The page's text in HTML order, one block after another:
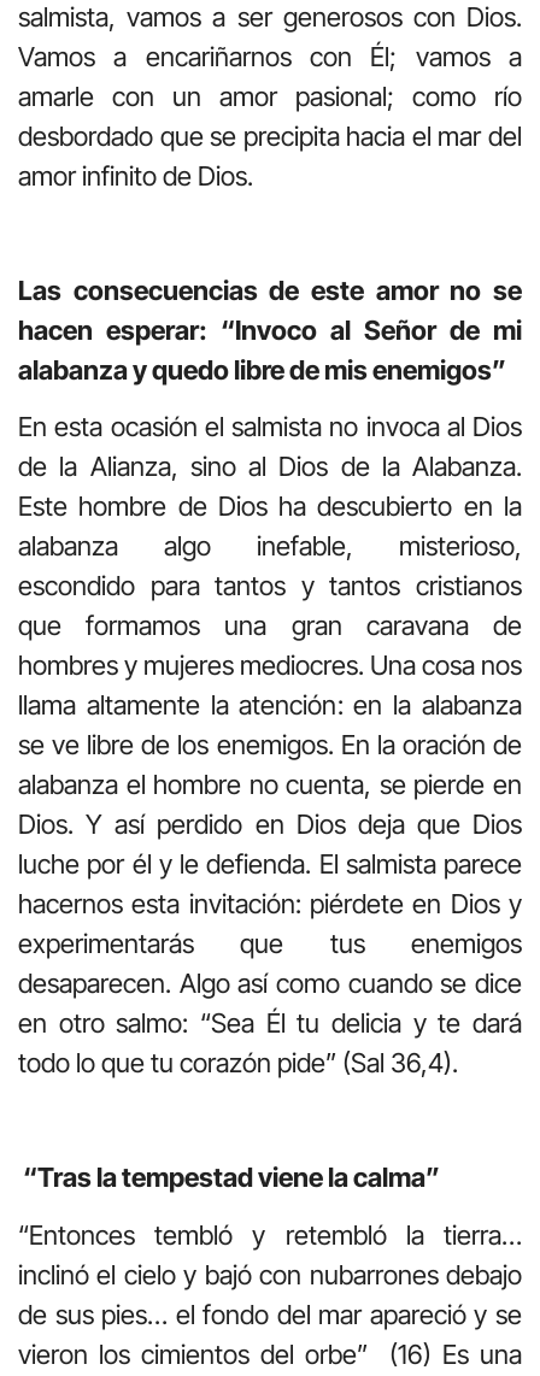
salmista, vamos a ser generosos con Dios.
Vamos a encariñarnos con Él; vamos a
amarle con un amor pasional; como río
desbordado que se precipita hacia el mar del
amor infinito de Dios.
Las consecuencias de este amor no se
hacen esperar: “Invoco al Señor de mi
alabanza y quedo libre de mis enemigos”
En esta ocasión el salmista no invoca al Dios
de la Alianza, sino al Dios de la Alabanza.
Este hombre de Dios ha descubierto en la
alabanza algo inefable, misterioso,
escondido para tantos y tantos cristianos
que formamos una gran caravana de
hombres y mujeres mediocres. Una cosa nos
llama altamente la atención: en la alabanza
se ve libre de los enemigos. En la oración de
alabanza el hombre no cuenta, se pierde en
Dios. Y así perdido en Dios deja que Dios
luche por él y le defienda. El salmista parece
hacernos esta invitación: piérdete en Dios y
experimentarás que tus enemigos
desaparecen. Algo así como cuando se dice
en otro salmo: “Sea Él tu delicia y te dará
todo lo que tu corazón pide” (Sal 36,4).
“Tras la tempestad viene la calma”
“Entonces tembló y retembló la tierra…
inclinó el cielo y bajó con nubarrones debajo
de sus pies… el fondo del mar apareció y se
vieron los cimientos del orbe” (16) Es una